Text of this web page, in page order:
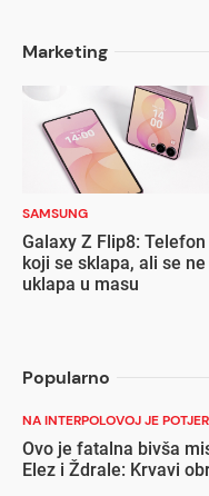
Marketing
SAMSUNG
Galaxy Z Flip8: Telefon
koji se sklapa, ali se ne
uklapa u masu
Popularno
NA INTERPOLOVOJ JE
Ovo je fatalna bivša
Elez i Ždrale: Krvavi